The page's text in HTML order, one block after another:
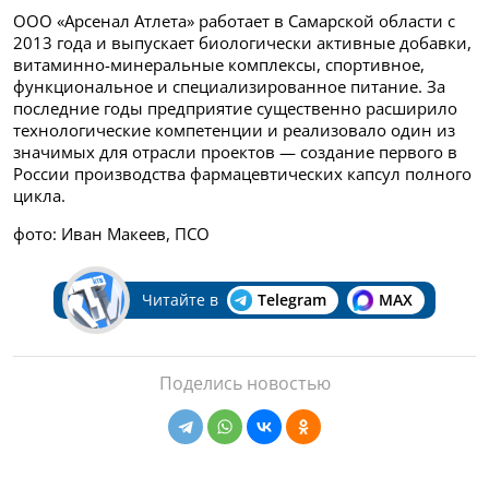
ООО «Арсенал Атлета» работает в Самарской области с
2013 года и выпускает биологически активные добавки,
витаминно-минеральные комплексы, спортивное,
функциональное и специализированное питание. За
последние годы предприятие существенно расширило
технологические компетенции и реализовало один из
значимых для отрасли проектов — создание первого в
России производства фармацевтических капсул полного
цикла.
фото: Иван Макеев, ПСО
Читайте в Telegram MAX
Поделись новостью